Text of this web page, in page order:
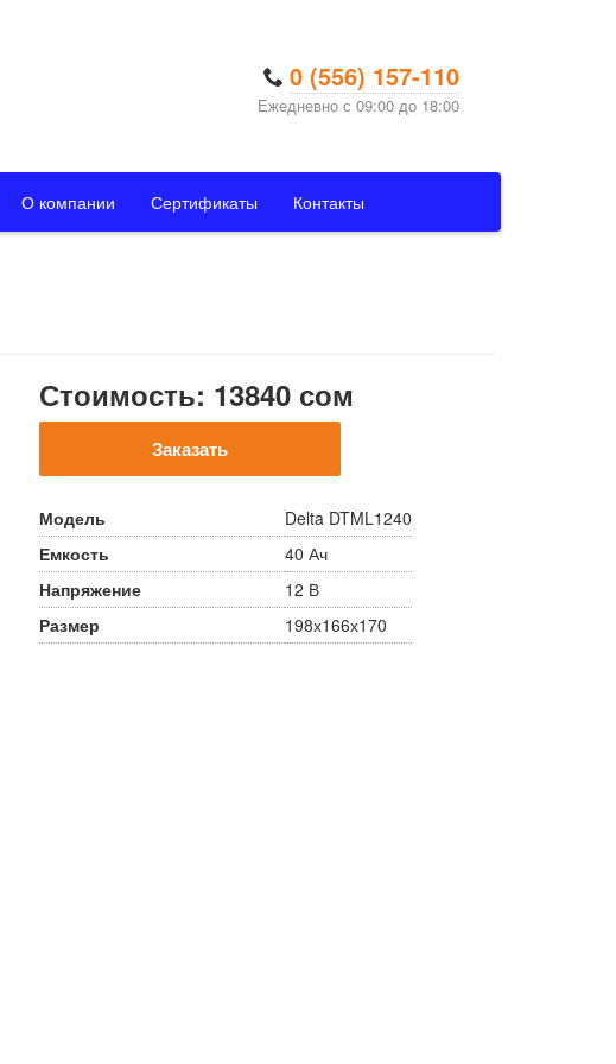
0 (556) 157-110
Ежедневно с 09:00 до 18:00
О компании Сертификаты Контакты
Стоимость: 13840 сом
Заказать
Модель
Delta DTML1240
Емкость
40 Ач
Напряжение
12 В
Размер
198х166х170